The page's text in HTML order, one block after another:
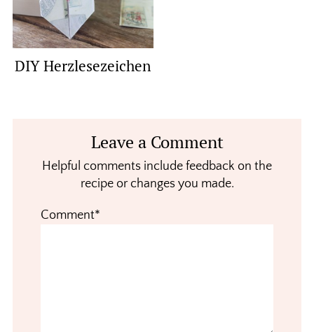
DIY Herzlesezeichen
InteractionsLeave a Comment
Helpful comments include feedback on the
recipe or changes you made.
Comment*